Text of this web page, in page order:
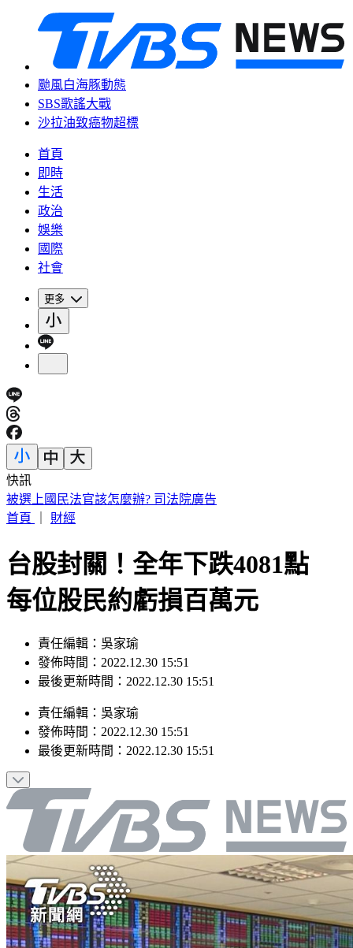
颱風白海豚動態
SBS歌謠大戰
沙拉油致癌物超標
首頁
即時
生活
政治
娛樂
國際
社會
更多
快訊
白海豚颱風擱淺又猛回血！水氣猛灌一片紫白 連下雨6天
首頁
財經
台股封關！全年下跌4081點
每位股民約虧損百萬元
責任編輯：吳家瑜
發佈時間：2022.12.30 15:51
最後更新時間：2022.12.30 15:51
責任編輯 ： 吳家瑜
發佈時間： 2022.12.30 15:51
最後更新時間： 2022.12.30 15:51